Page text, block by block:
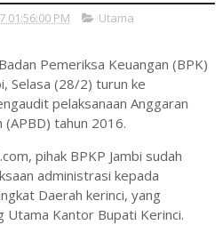
01:56:00 PM Utama
Pemeriksa Keuangan (BPK)
Selasa (28/2) turun ke
pelaksanaan Anggaran
tahun 2016.
pihak BPKP Jambi sudah
administrasi kepada
Daerah kerinci, yang
Utama Kantor Bupati Kerinci.